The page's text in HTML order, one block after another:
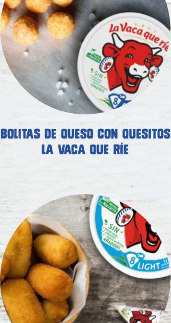
BOLITAS DE QUESO CON QUESITOS
LA VACA QUE RÍE